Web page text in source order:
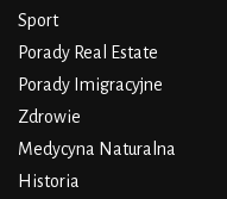
Sport
Porady Real Estate
Porady Imigracyjne
Zdrowie
Medycyna Naturalna
Historia